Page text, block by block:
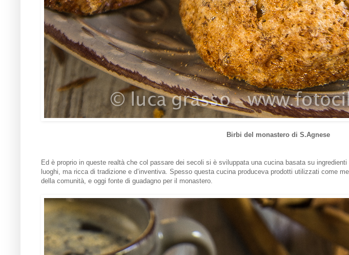
Birbi del monastero di S.Agnese
Ed è proprio in queste realtà che col passare dei secoli si è sviluppata una cucina basata su
luoghi, ma ricca di tradizione e d’inventiva. Spesso questa cucina produceva prodotti utilizzati come
della comunità, e oggi fonte di guadagno per il monastero.